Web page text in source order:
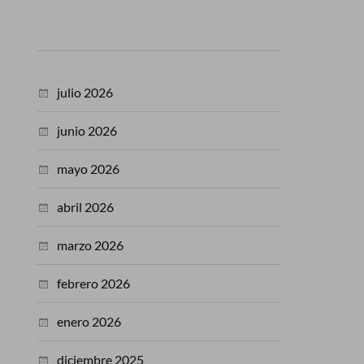
julio 2026
junio 2026
mayo 2026
abril 2026
marzo 2026
febrero 2026
enero 2026
diciembre 2025